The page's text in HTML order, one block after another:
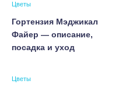
Цветы
Гортензия Мэджикал
Файер — описание,
посадка и уход
Цветы